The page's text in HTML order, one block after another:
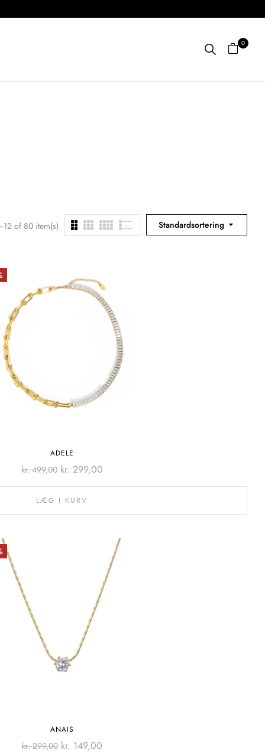
0
Standardsortering
of 80 item(s)
ADELE
kr.499,00 kr. 299,00
LÆG I KURV
ANAIS
kr.299,00 kr. 149,00